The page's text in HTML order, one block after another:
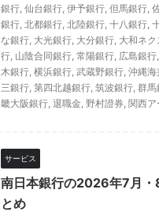
銀行, 仙台銀行, 伊予銀行, 但馬銀行,
銀行, 北都銀行, 北陸銀行, 十八銀行,
な銀行, 大光銀行, 大分銀行, 大和ネ
行, 山陰合同銀行, 常陽銀行, 広島銀行,
木銀行, 横浜銀行, 武蔵野銀行, 沖縄海
三銀行, 第四北越銀行, 筑波銀行, 群馬
畿大阪銀行, 退職金, 野村證券, 関西ア
サービス
南日本銀行の2026年7月・
とめ